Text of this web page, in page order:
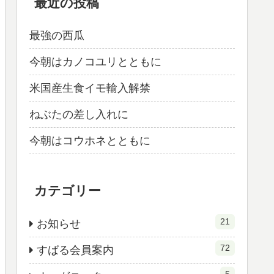
最強の西瓜
今朝はカノコユリとともに
米国産生食イモ輸入解禁
ねぶたの差し入れに
今朝はコウホネとともに
カテゴリー
お知らせ 21
すばる会員案内 72